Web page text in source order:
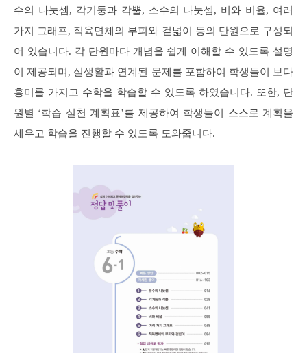
수의 나눗셈, 각기둥과 각뿔, 소수의 나눗셈, 비와 비율, 여러
가지 그래프, 직육면체의 부피와 겉넓이 등의 단원으로 구성되
어 있습니다. 각 단원마다 개념을 쉽게 이해할 수 있도록 설명
이 제공되며, 실생활과 연계된 문제를 포함하여 학생들이 보다
흥미를 가지고 수학을 학습할 수 있도록 하였습니다. 또한, 단
원별 ‘학습 실천 계획표’를 제공하여 학생들이 스스로 계획을
세우고 학습을 진행할 수 있도록 도와줍니다.